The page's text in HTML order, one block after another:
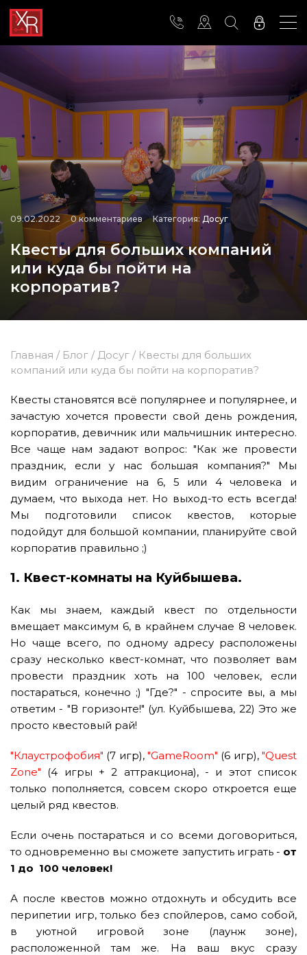
09.02.2022 0 комментариев Категория: Досуг
Квесты для больших компаний
или куда бы пойти на
корпоратив?
Главная / Блог / Досуг / Квесты для больших
компаний или куда бы пойти на корпоратив?
Квесты становятся всё популярнее и популярнее, и
зачастую хочется провести свой день рождения,
корпоратив, девичник или мальчишник интересно.
Все чаще нам задают вопрос: "Как же провести
праздник, если у нас большая компания?" Мы
видим ограничение на 6, 5 или 4 человека и
думаем, что выхода нет. Но выход-то есть всегда!
Мы подготовили список квестов, которые
подойдут для большой компании, планируйте свой
корпоратив правильно ;)
1. Квест-комнаты на Куйбышева.
Как мы знаем, каждый квест по отдельности
вмещает максимум 6, в крайнем случае 8 человек.
Но чаще всего, по одному адресу расположены
сразу несколько квест-комнат, что позволяет вам
провести праздник хоть на 100 человек, если
постараться, конечно ;) "Где?" - спросите вы, а мы
ответим - "В горизонте!" (ул. Куйбышева, 22) Это же
просто квестовый рай!
"Клаустрофобия" (7 игр), "GameRoom" (6 игр), "Quest
Zone" (4 игры + 2 аттракциона), - и этот список
только пополняется, совсем скоро откроется еще
целый ряд квестов.
Если очень постараться и со всеми договориться,
то одновременно вы сможете запустить играть - от
1 до 100 человек!
А после квестов можно отдохнуть и обсудить все
перипетии игр, только без спойлеров, само собой,
в уютной игровой зоне (лаунж зоне),
расположенной там же. На ваш вкус сразу